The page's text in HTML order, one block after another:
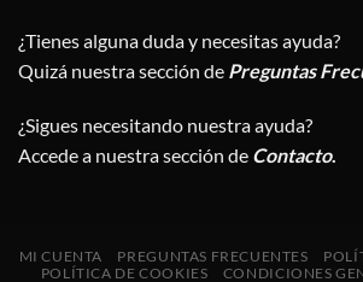
¿Tienes alguna duda y necesitas ayuda?
Quizá nuestra sección de Preguntas
¿Sigues necesitando nuestra ayuda?
Accede a nuestra sección de Contacto.
MI CUENTA PREGUNTAS FRECUENTES
POLÍTICA DE COOKIES
CONDICIONES